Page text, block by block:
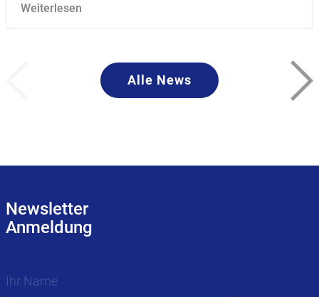
Weiterlesen
Alle News
Newsletter
Anmeldung